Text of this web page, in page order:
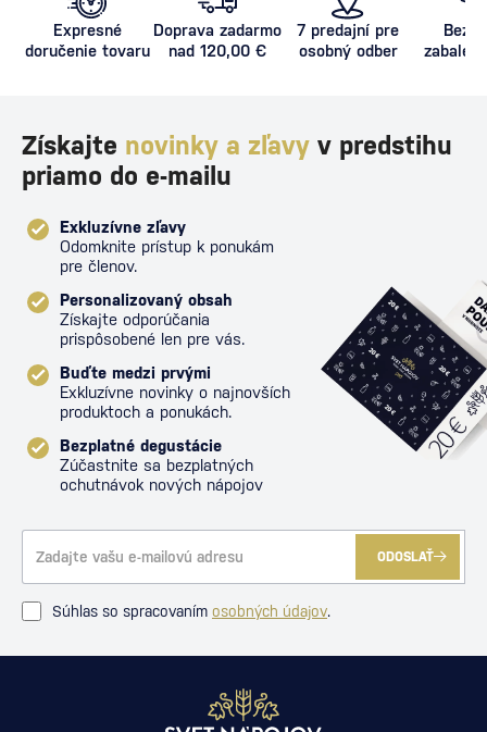
Expresné
doručenie tovaru
Doprava zadarmo
nad 120,00 €
7 predajní pre
osobný odber
Získajte novinky a zľavy v predstihu
priamo do e-mailu
Exkluzívne zľavy
Odomknite prístup k ponukám
pre členov.
Personalizovaný obsah
Získajte odporúčania
prispôsobené len pre vás.
Buďte medzi prvými
Exkluzívne novinky o najnovších
produktoch a ponukách.
Bezplatné degustácie
Zúčastnite sa bezplatných
ochutnávok nových nápojov
ODOSLAŤ
Súhlas so spracovaním osobných údajov.